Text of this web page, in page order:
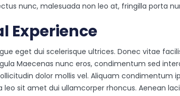
nunc, malesuada non leo at, fringilla porta
Experience
eget dui scelerisque ultrices. Donec vitae
Maecenas nunc eros, condimentum sed
dolor mollis vel. Aliquam
leo sit amet dui ullamcorper rhoncus. Aenean